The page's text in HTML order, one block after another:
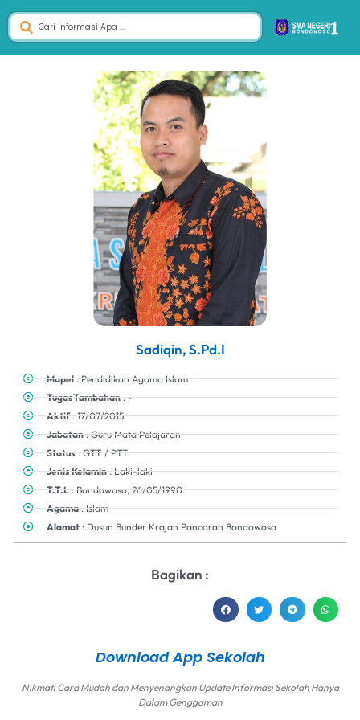
Sadiqin, S.Pd.I
Mapel: Pendidikan Agama Islam
TugasTambahan: -
Aktif: 17/07/2015
Jabatan: Guru Mata Pelajaran
Status: GTT / PTT
Jenis Kelamin: Laki-laki
T.T.L: Bondowoso, 26/05/1990
Agama: Islam
Alamat : Dusun Bunder Krajan Pancoran Bondowoso
Bagikan :
Download App Sekolah
Nikmati Cara Mudah dan Menyenangkan Update Informasi Sekolah Hanya
Dalam Genggaman